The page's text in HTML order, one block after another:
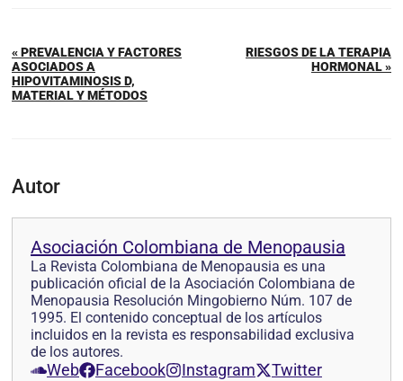
« PREVALENCIA Y FACTORES
ASOCIADOS A
HIPOVITAMINOSIS D,
MATERIAL Y MÉTODOS
RIESGOS DE LA TERAPIA
HORMONAL »
Autor
Asociación Colombiana de Menopausia
La Revista Colombiana de Menopausia es una
publicación oficial de la Asociación Colombiana de
Menopausia Resolución Mingobierno Núm. 107 de
1995. El contenido conceptual de los artículos
incluidos en la revista es responsabilidad exclusiva
de los autores.
Web Facebook Instagram Twitter